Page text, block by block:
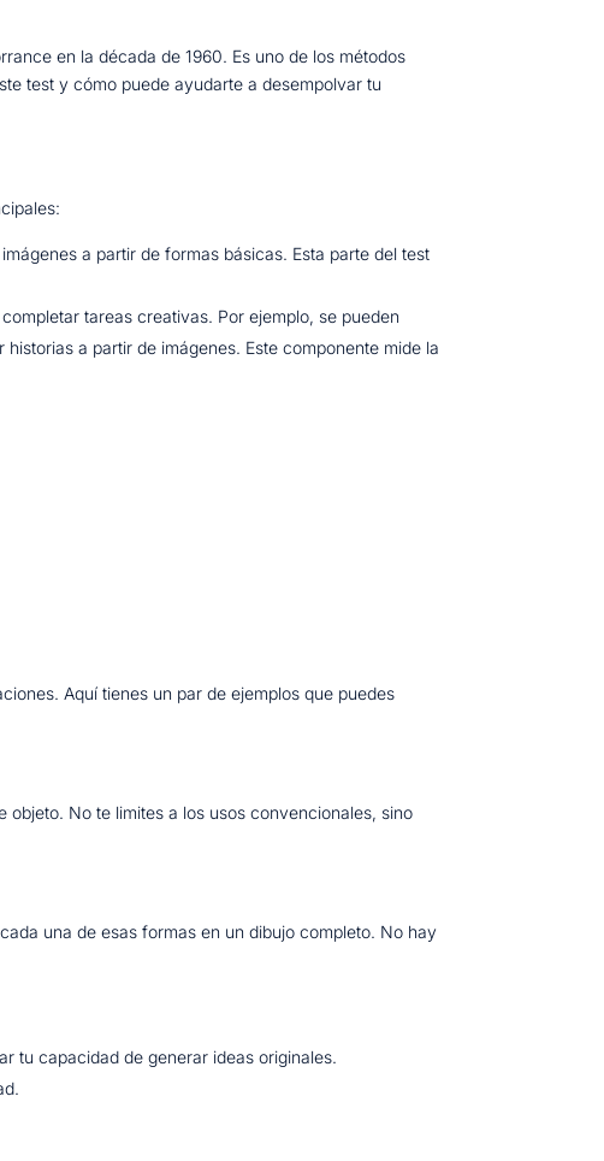
en la década de 1960. Es uno de los métodos
test y cómo puede ayudarte a desempolvar tu
a partir de formas básicas. Esta parte del test
tareas creativas. Por ejemplo, se pueden
a partir de imágenes. Este componente mide la
Aquí tienes un par de ejemplos que puedes
No te limites a los usos convencionales, sino
una de esas formas en un dibujo completo. No hay
tu capacidad de generar ideas originales.